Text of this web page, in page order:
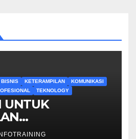
KETERAMPILAN
KOMUNIKASI
TEKNOLOGY
UNTUK
INFOTRAINING